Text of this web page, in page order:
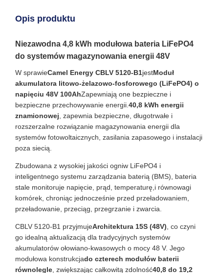
Opis produktu
Niezawodna 4,8 kWh modułowa bateria LiFePO4
do systemów magazynowania energii 48V
W sprawieCamel Energy CBLV 5120-B1jestModuł
akumulatora litowo-żelazowo-fosforowego (LiFePO4) o
napięciu 48V 100AhZapewniają one bezpieczne i
bezpieczne przechowywanie energii. 40,8 kWh energii
znamionowej , zapewnia bezpieczne, długotrwałe i
rozszerzalne rozwiązanie magazynowania energii dla
systemów fotowoltaicznych, zasilania zapasowego i instalacji
poza siecią.
Zbudowana z wysokiej jakości ogniw LiFePO4 i
inteligentnego systemu zarządzania baterią (BMS), bateria
stale monitoruje napięcie, prąd, temperaturę,i równowagi
komórek, chroniąc jednocześnie przed przeładowaniem,
przeładowanie, przeciąg, przegrzanie i zwarcia.
CBLV 5120-B1 przyjmujeArchitektura 15S (48V) , co czyni
go idealną aktualizacją dla tradycyjnych systemów
akumulatorów ołowiano-kwasowych o mocy 48 V. Jego
modułowa konstrukcjado czterech modułów baterii
równolegle , zwiększając całkowitą zdolność40,8 do 19,2